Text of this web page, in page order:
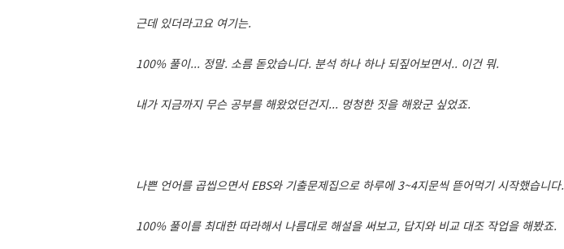
근데 있더라고요 여기는.
100% 풀이... 정말. 소름 돋았습니다. 분석 하나 하나 되짚어보면서.. 이건 뭐.
내가 지금까지 무슨 공부를 해왔었던건지... 멍청한 짓을 해왔군 싶었죠.
나쁜 언어를 곱씹으면서 EBS와 기출문제집으로 하루에 3~4지문씩 뜯어먹기 시작했습니다.
100% 풀이를 최대한 따라해서 나름대로 해설을 써보고, 답지와 비교 대조 작업을 해봤죠.